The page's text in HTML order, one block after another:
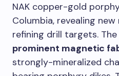
NAK copper-gold
Columbia, revealing
refining drill targets.
prominent magnetic
strongly-mineralized